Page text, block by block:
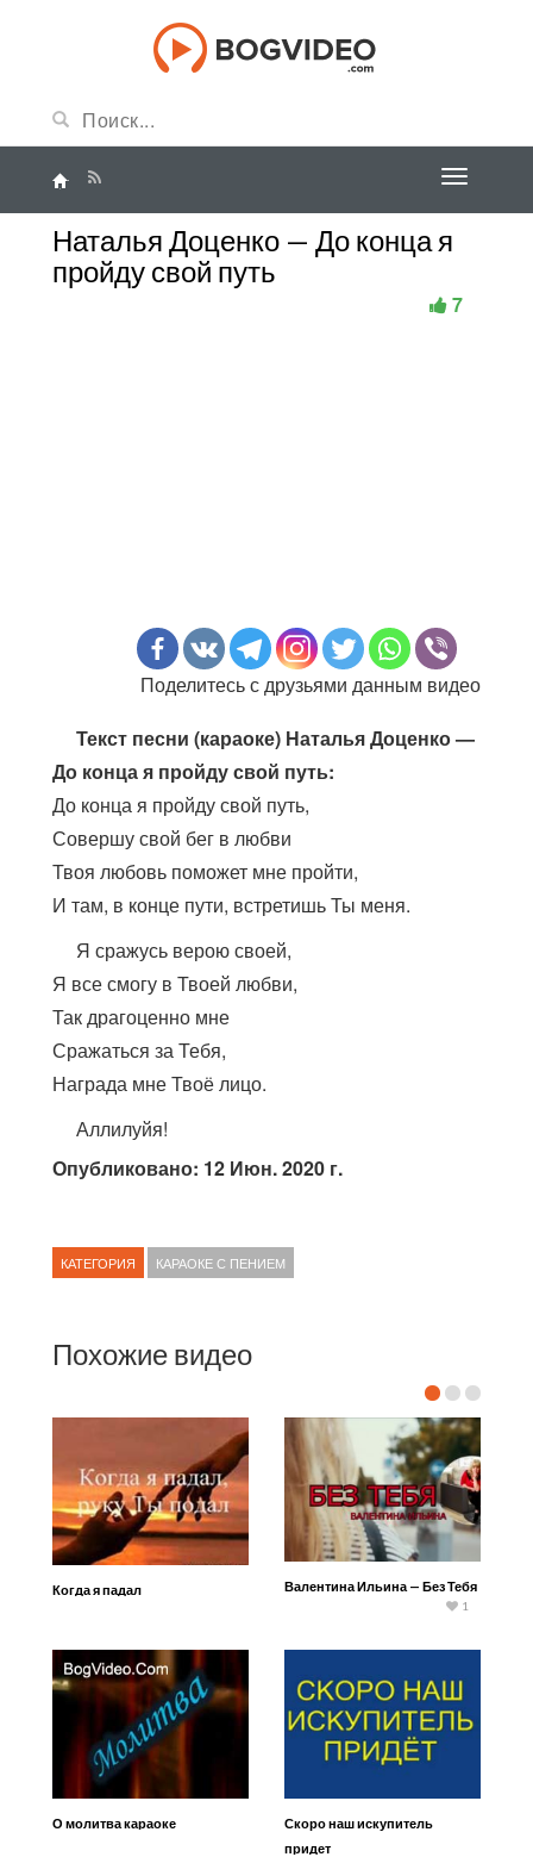
Наталья Доценко — До конца я
пройду свой путь
7
Поделитесь с друзьями данным видео
Текст песни (караоке) Наталья Доценко —
До конца я пройду свой путь:
До конца я пройду свой путь,
Совершу свой бег в любви
Твоя любовь поможет мне пройти,
И там, в конце пути, встретишь Ты меня.
Я сражусь верою своей,​
Я все смогу в Твоей любви,​
Так драгоценно мне
Сражаться за Тебя,
Награда мне Твоё лицо.
Аллилуйя!
Опубликовано: 12 Июн. 2020 г.
КАТЕГОРИЯ КАРАОКЕ С ПЕНИЕМ
Похожие видео
Когда я падал Валентина Ильина — Без Тебя
1
О молитва караоке
Скоро наш искупитель
придет